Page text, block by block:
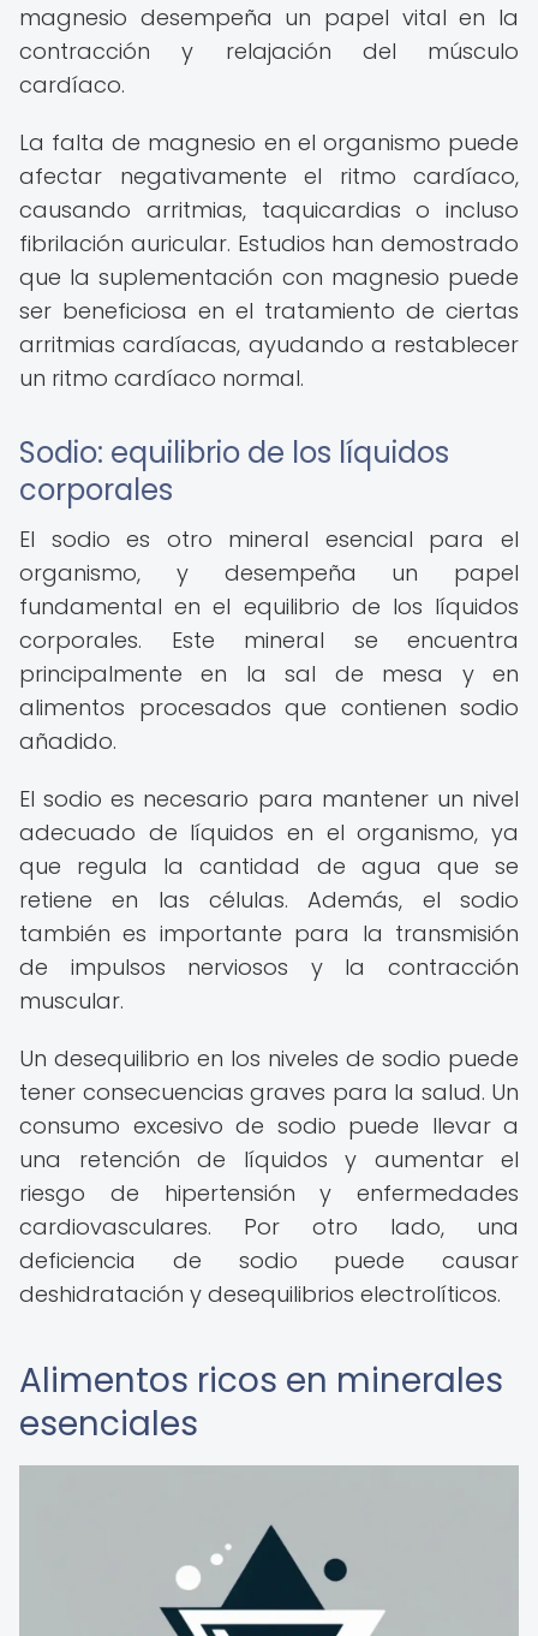
magnesio desempeña un papel vital en la
contracción y relajación del músculo
cardíaco.
La falta de magnesio en el organismo puede
afectar negativamente el ritmo cardíaco,
causando arritmias, taquicardias o incluso
fibrilación auricular. Estudios han demostrado
que la suplementación con magnesio puede
ser beneficiosa en el tratamiento de ciertas
arritmias cardíacas, ayudando a restablecer
un ritmo cardíaco normal.
Sodio: equilibrio de los líquidos
corporales
El sodio es otro mineral esencial para el
organismo, y desempeña un papel
fundamental en el equilibrio de los líquidos
corporales. Este mineral se encuentra
principalmente en la sal de mesa y en
alimentos procesados que contienen sodio
añadido.
El sodio es necesario para mantener un nivel
adecuado de líquidos en el organismo, ya
que regula la cantidad de agua que se
retiene en las células. Además, el sodio
también es importante para la transmisión
de impulsos nerviosos y la contracción
muscular.
Un desequilibrio en los niveles de sodio puede
tener consecuencias graves para la salud. Un
consumo excesivo de sodio puede llevar a
una retención de líquidos y aumentar el
riesgo de hipertensión y enfermedades
cardiovasculares. Por otro lado, una
deficiencia de sodio puede causar
deshidratación y desequilibrios electrolíticos.
Alimentos ricos en minerales
esenciales